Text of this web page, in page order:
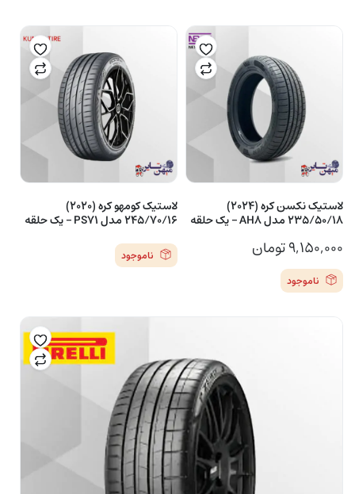
لاستیک نکسن کره (2024)
235/50/18 مدل AH8 – یک حلقه
۹,۱۵۰,۰۰۰تومان
ناموجود
لاستیک کومهو کره (2020)
245/70/16 مدل PS71 – یک حلقه
ناموجود